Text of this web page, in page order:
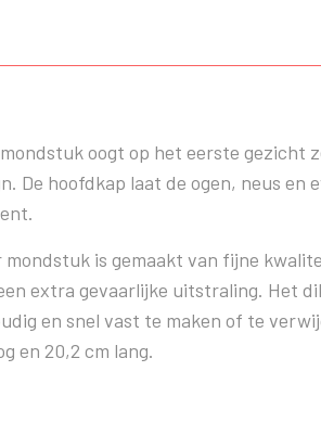
oogt op het eerste
De hoofdkap laat de ogen, neus
is gemaakt van fijne
extra gevaarlijke uitstraling. Het
en snel vast te maken of te
en 20,2 cm lang.